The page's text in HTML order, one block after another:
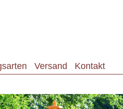
Versand Kontakt